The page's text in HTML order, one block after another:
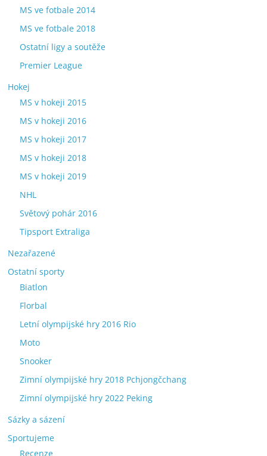
MS ve fotbale 2014
MS ve fotbale 2018
Ostatní ligy a soutěže
Premier League
Hokej
MS v hokeji 2015
MS v hokeji 2016
MS v hokeji 2017
MS v hokeji 2018
MS v hokeji 2019
NHL
Světový pohár 2016
Tipsport Extraliga
Nezařazené
Ostatní sporty
Biatlon
Florbal
Letní olympijské hry 2016 Rio
Moto
Snooker
Zimní olympijské hry 2018 Pchjongčchang
Zimní olympijské hry 2022 Peking
Sázky a sázení
Sportujeme
Recenze